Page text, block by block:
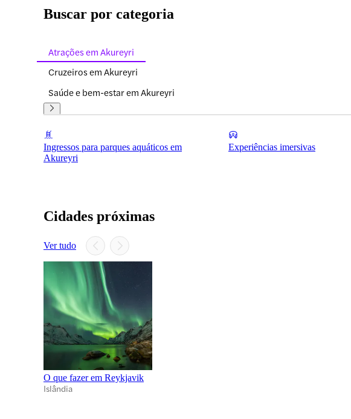
Buscar por categoria
Atrações em Akureyri
Cruzeiros em Akureyri
Saúde e bem-estar em Akureyri
Ingressos para parques aquáticos em
Akureyri
Experiências imersivas
Cidades próximas
Ver tudo
O que fazer em Reykjavik
Islândia